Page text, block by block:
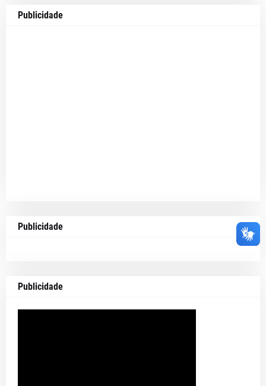
Publicidade
Publicidade
Publicidade